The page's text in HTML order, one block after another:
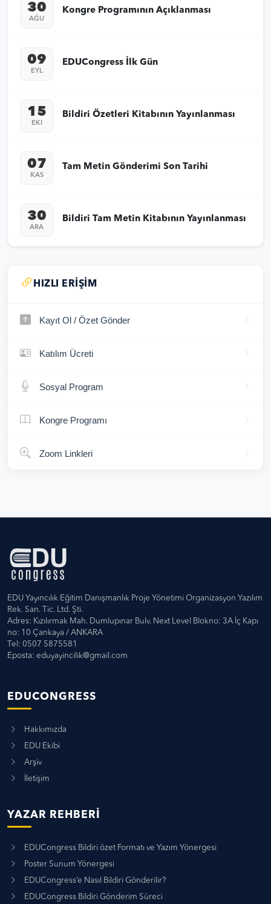
30
AĞU
Kongre Programının Açıklanması
09
EYL
EDUCongress İlk Gün
15
EKI
Bildiri Özetleri Kitabının Yayınlanması
07
KAS
Tam Metin Gönderimi Son Tarihi
30
ARA
Bildiri Tam Metin Kitabının Yayınlanması
HIZLI ERIŞIM
Kayıt Ol / Özet Gönder
Katılım Ücreti
Sosyal Program
Kongre Programı
Zoom Linkleri
EDU Yayıncılık Eğitim Danışmanlık Proje Yönetimi Organizasyon Yazılım
Rek. San. Tic. Ltd. Şti.
Adres: Kızılırmak Mah. Dumlupınar Bulv. Next Level Blokno: 3A İç Kapı
no: 10 Çankaya / ANKARA
Tel: 0507 5875581
Eposta: eduyayincilik@gmail.com
EDUCONGRESS
Hakkımızda
EDU Ekibi
Arşiv
İletişim
YAZAR REHBERI
EDUCongress Bildiri özet Formatı ve Yazım Yönergesi
Poster Sunum Yönergesi
EDUCongress’e Nasıl Bildiri Gönderilir?
EDUCongress Bildiri Gönderim Süreci